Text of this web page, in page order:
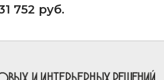
752 руб.